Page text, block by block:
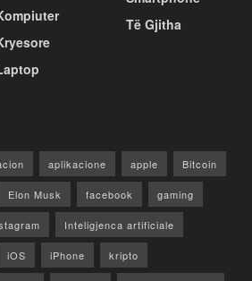
Të Gjitha
aplikacione apple Bitcoin
Elon Musk facebook gaming
Inteligjenca artificiale
iOS iPhone kripto